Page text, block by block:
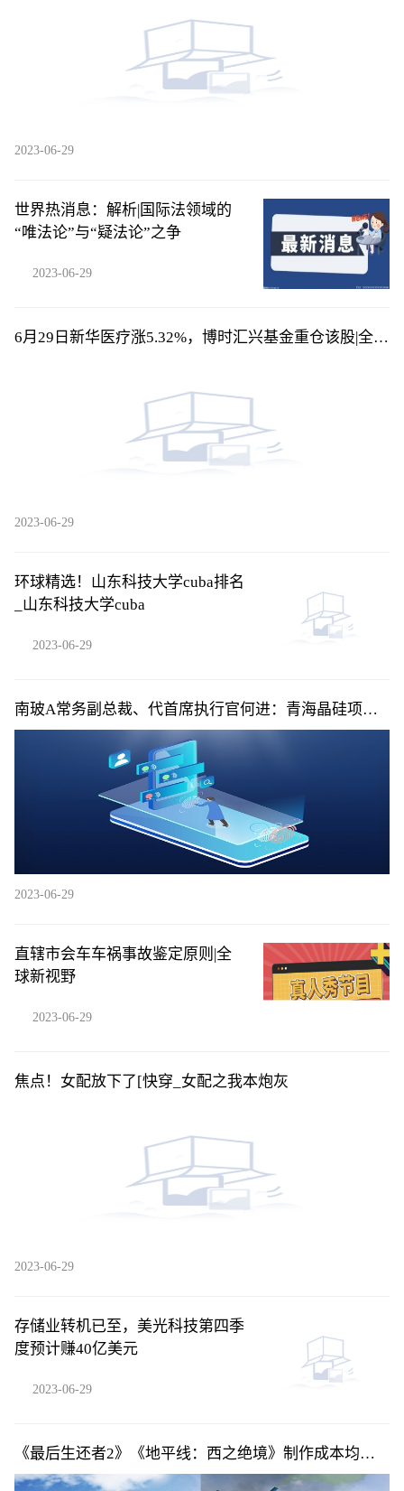
2023-06-29
世界热消息：解析|国际法领域的
“唯法论”与“疑法论”之争
2023-06-29
6月29日新华医疗涨5.32%，博时汇兴基金重仓该股|全球
2023-06-29
环球精选！山东科技大学cuba排名
_山东科技大学cuba
2023-06-29
南玻A常务副总裁、代首席执行官何进：青海晶硅项目
在正常建设当中|世界快消息
2023-06-29
直辖市会车车祸事故鉴定原则|全
球新视野
2023-06-29
焦点！女配放下了[快穿_女配之我本炮灰
2023-06-29
存储业转机已至，美光科技第四季
度预计赚40亿美元
2023-06-29
《最后生还者2》《地平线：西之绝境》制作成本均超2
亿美元